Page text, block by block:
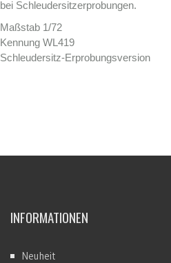
bei Schleudersitzerprobungen.
Maßstab 1/72
Kennung WL419
Schleudersitz-Erprobungsversion
INFORMATIONEN
Neuheit